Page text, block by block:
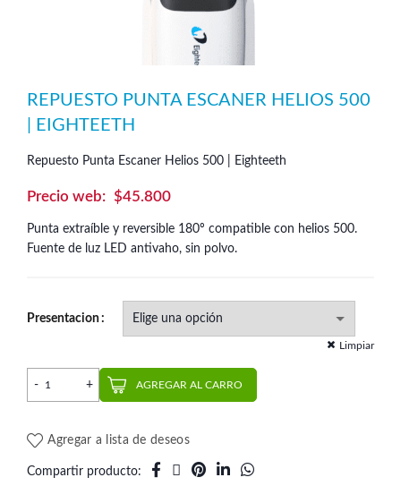
REPUESTO PUNTA ESCANER HELIOS 500
| EIGHTEETH
Repuesto Punta Escaner Helios 500 | Eighteeth
$45.800
Punta extraíble y reversible 180º compatible con helios 500.
Fuente de luz LED antivaho, sin polvo.
Presentacion
Limpiar
Repuesto Punta Escaner Helios 500 | Eighteeth cantidad
AGREGAR AL CARRO
Agregar a lista de deseos
Compartir producto